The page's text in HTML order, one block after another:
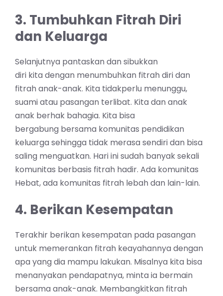
3. Tumbuhkan Fitrah Diri
dan Keluarga
Selanjutnya pantaskan dan sibukkan
diri kita dengan menumbuhkan fitrah diri dan
fitrah anak-anak. Kita tidakperlu menunggu,
suami atau pasangan terlibat. Kita dan anak
anak berhak bahagia. Kita bisa
bergabung bersama komunitas pendidikan
keluarga sehingga tidak merasa sendiri dan bisa
saling menguatkan. Hari ini sudah banyak sekali
komunitas berbasis fitrah hadir. Ada komunitas
Hebat, ada komunitas fitrah lebah dan lain-lain.
4. Berikan Kesempatan
Terakhir berikan kesempatan pada pasangan
untuk memerankan fitrah keayahannya dengan
apa yang dia mampu lakukan. Misalnya kita bisa
menanyakan pendapatnya, minta ia bermain
bersama anak-anak. Membangkitkan fitrah